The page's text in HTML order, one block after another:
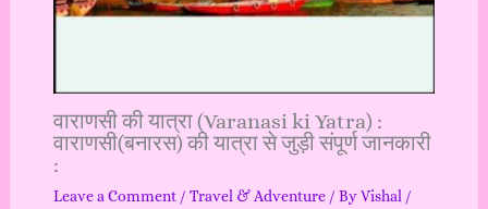
वाराणसी की यात्रा (Varanasi ki Yatra) :
वाराणसी(बनारस) की यात्रा से जुड़ी संपूर्ण जानकारी
:
Leave a Comment / Travel & Adventure/ ByVishal /